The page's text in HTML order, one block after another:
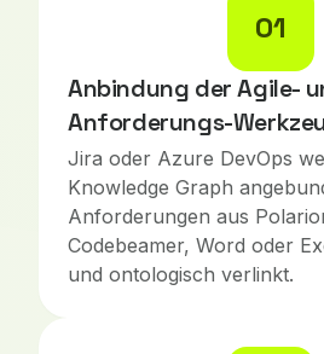
01
Anbindung der Agile-
Anforderungs-
Jira oder Azure DevOps
Knowledge Graph
Anforderungen aus
Codebeamer, Word oder
und ontologisch verlinkt.